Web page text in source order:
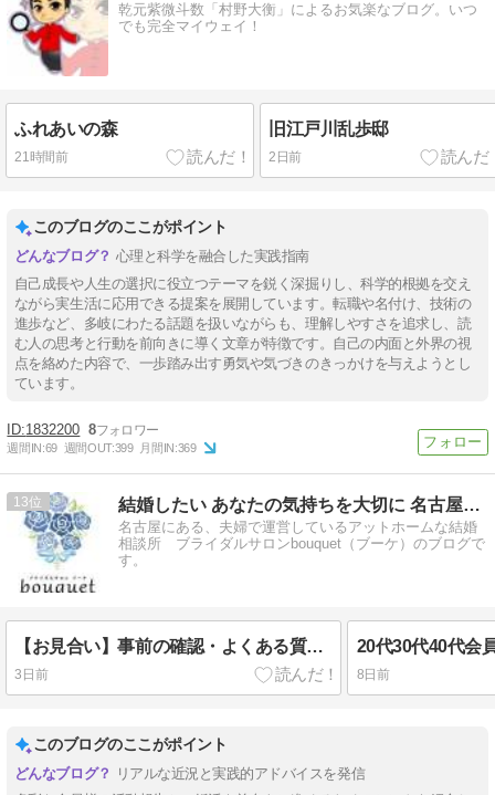
乾元紫微斗数「村野大衡」によるお気楽なブログ。いつ
でも完全マイウェイ！
ふれあいの森
21時間前
旧江戸川乱歩邸
2日前
このブログのここがポイント
心理と科学を融合した実践指南
自己成長や人生の選択に役立つテーマを鋭く深掘りし、科学的根拠を交え
ながら実生活に応用できる提案を展開しています。転職や名付け、技術の
進歩など、多岐にわたる話題を扱いながらも、理解しやすさを追求し、読
む人の思考と行動を前向きに導く文章が特徴です。自己の内面と外界の視
点を絡めた内容で、一歩踏み出す勇気や気づきのきっかけを与えようとし
ています。
1832200 8
週間IN:69 週間OUT:399 月間IN:369
13 結婚したい あなたの気持ちを大切に 名古屋の結婚相談所ブーケ
名古屋にある、夫婦で運営しているアットホームな結婚
相談所 ブライダルサロンbouquet（ブーケ）のブログで
す。
【お見合い】事前の確認・よくある質問・大切な心構えについて
3日前
20代30代40代会
8日前
このブログのここがポイント
リアルな近況と実践的アドバイスを発信